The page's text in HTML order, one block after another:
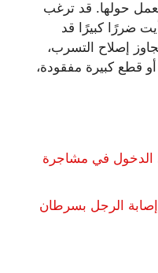
حولها. قد ترغب
ضررًا كبيرًا قد
إصلاح التسرب،
قطع كبيرة مفقودة،
الدخول في مشاجرة
إصابة الرجل بسرطان